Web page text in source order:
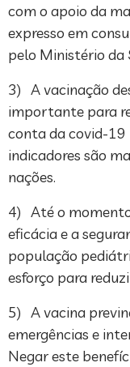
com o apoio da
expresso em
pelo Ministério da
3) A vacinação
importante para
conta da covid-19
indicadores são
nações.
4) Até o
eficácia e a
população
esforço para
5) A vacina
emergências e
Negar este